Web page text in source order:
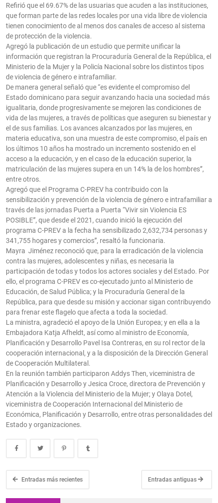
Refirió que el 69.67% de las usuarias que acuden a las instituciones,
que forman parte de las redes locales por una vida libre de violencia
tienen conocimiento de al menos dos canales de acceso al sistema
de protección de la violencia.
Agregó la publicación de un estudio que permite unificar la
información que registran la Procuraduría General de la República, el
Ministerio de la Mujer y la Policía Nacional sobre los distintos tipos
de violencia de género e intrafamiliar.
De manera general señaló que “es evidente el compromiso del
Estado dominicano para seguir avanzando hacia una sociedad más
igualitaria, donde progresivamente se mejoren las condiciones de
vida de las mujeres, a través de políticas que aseguren su bienestar y
el de sus familias. Los avances alcanzados por las mujeres, en
materia educativa, son una muestra de este compromiso, el país en
los últimos 10 años ha mostrado un incremento sostenido en el
acceso a la educación, y en el caso de la educación superior, la
matriculación de las mujeres supera en un 14% la de los hombres”,
entre otros.
Agregó que el Programa C-PREV ha contribuido con la
sensibilización y prevención de la violencia de género e intrafamiliar a
través de las jornadas Puerta a Puerta “Vivir sin Violencia ES
POSIBLE”, que desde el 2021, cuando inició la ejecución del
programa C-PREV a la fecha ha sensibilizado 2,632,734 personas y
341,755 hogares y comercios”, resaltó la funcionaria.
Mayra Jiménez reconoció que, para la erradicación de la violencia
contra las mujeres, adolescentes y niñas, es necesaria la
participación de todas y todos los actores sociales y del Estado. Por
ello, el programa C-PREV es co-ejecutado junto al Ministerio de
Educación, de Salud Pública; y la Procuraduría General de la
República, para que desde su misión y accionar sigan contribuyendo
para frenar este flagelo que afecta a toda la sociedad.
La ministra, agradeció el apoyo de la Unión Europea; y en ella a la
Embajadora Katja Afheldt, así como al ministro de Economía,
Planificación y Desarrollo Pavel Isa Contreras, en su rol rector de la
cooperación internacional, y a la disposición de la Dirección General
de Cooperación Multilateral.
En la reunión también participaron Addys Then, viceministra de
Planificación y Desarrollo y Jesica Croce, directora de Prevención y
Atención a la Violencia del Ministerio de la Mujer; y Olaya Dotel,
viceministra de Cooperación Internacional del Ministerio de
Económica, Planificación y Desarrollo, entre otras personalidades del
Estado y organizaciones.
Entradas más recientes Entradas antiguas